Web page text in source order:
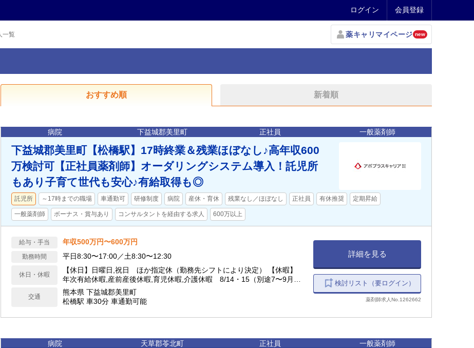
ログイン 会員登録
一覧 薬キャリマイページ new
おすすめ順 新着順
病院 下益城郡美里町 正社員 一般薬剤師
下益城郡美里町【松橋駅】17時終業＆残業ほぼなし♪高年収600
万検討可【正社員薬剤師】オーダリングシステム導入！託児所
もあり子育て世代も安心♪有給取得も◎
託児所 ～17時までの職場 車通勤可 研修制度 病院 産休・育休 残業なし／ほぼなし 正社員 有休推奨 定期昇給
一般薬剤師 ボーナス・賞与あり コンサルタントを経由する求人 600万以上
給与・手当 年収500万円〜600万円
勤務時間 平日8:30〜17:00／土8:30〜12:30
休日・休暇
【休日】日曜日,祝日 ほか指定休（勤務先シフトにより決定） 【休暇】
年次有給休暇,産前産後休暇,育児休暇,介護休暇 8/14・15（別途7〜9月の
間で初年度1日、2年目以降2日付与）、年末年始（12/30〜1/3）、バース
デー休暇 【年間休日】113日
交通
熊本県 下益城郡美里町
松橋駅 車30分 車通勤可能
詳細を見る
検討リスト（要ログイン）
薬剤師求人No.1262662
病院 天草郡苓北町 正社員 一般薬剤師